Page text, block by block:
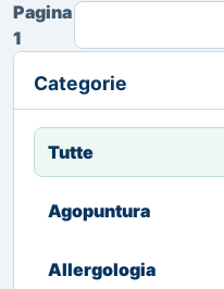
Categorie
Tutte
Agopuntura
Allergologia
Pagina
1